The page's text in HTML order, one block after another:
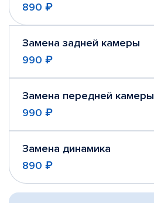
890 ₽
Замена задней камеры
990 ₽
Замена передней камеры
990 ₽
Замена динамика
890 ₽